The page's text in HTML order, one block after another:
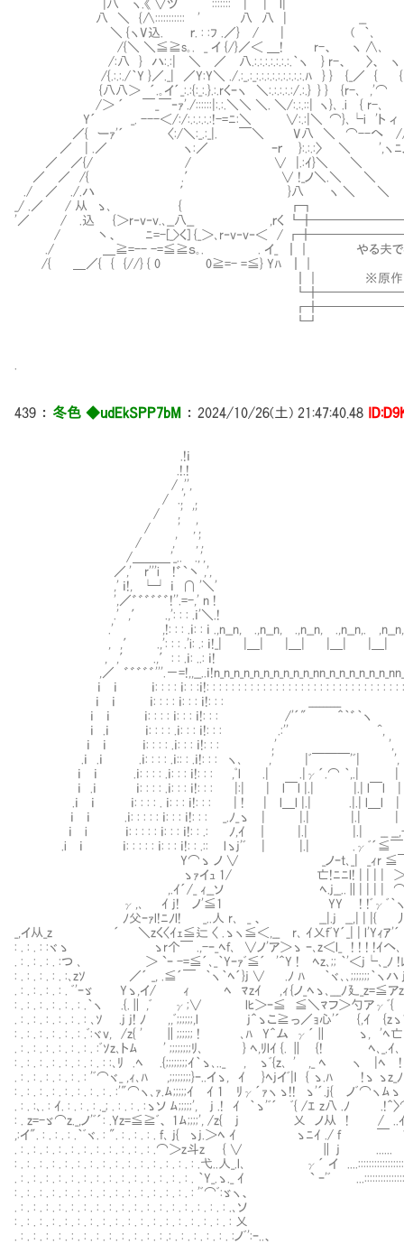
|八 ヽ.《 ∨ツ ::::::: | | l| ＼ ＿
八 ＼ {∧::::::::::: ' 八 八 | __ ヽ｀
＼ {ヽV込. ｒ. : :ﾌ .／} / | ( ｀､ _／イ
/{＼ ＼≦≧s｡. _ イ {/}／＜ ＿! r-、 ヽ ∧､ {
/:八 } ハ:.:| ＼ ／ 八.:.:.:.:.:.:.:.｀ヽ } r-、 〉、
/{.:.:./｀Y }／._| ／Y:Y＼ ./.:_.:_:.:.:.:.:.:.:.:.:.ﾊ } }
{八八＞ ´.｡イ´_:.:{:_:.}.:.rくｰヽ ＼:.:.:.:.:/.:.} } } {r-､
/＞ ´ ￣_￣‐ｧ'./::::::|:.:.＼＼ ＼. ＼/:.:.::| ヽ}､ .i { r-､
Y´ _. ---＜/:/:.:.:.:.:!-=ﾆ:＼ ∨:.:|＼ ⌒}､└i 'ト ィ ﾉﾉ:.｀
／{ ーｧ'´ 〈:/＼:_.:_|. ￣＼ V八 ＼ ⌒--へ // : : : : ＼
／ | .／ ヽ:／ ｰｒ }:.:.:〉 ＼ ',ヽﾆノ : : : : : : : :ヽ人
／ ／{/ / ∨ |.:ｲ}＼ ＼
／ ／ /{ .′ ∨ !_ノ＼.＼ ＼
./ ／ ./.ハ ′ }八 ヽ ＼ ＼
_/ .／ / 从
'／ / .込 {＞r‐v‐v.､__八__ ,ｒく
/ 丶、 ﾆ=-[_>く] {_＞､r‐v‐v‐＜ /
./ ＿≧=-- -=≦≧ｓ｡. . イ_ ┃｜ やる夫で学ぶFGO
/{ ＿／{ { {//} { 0
┃｜ ※原作：バビロン大
┗┛
439 ： 冬色 ◆udEkSPP7bM ： 2024/10/26(土) 21:47:40.48
.!ｉ
.!.!
/ ,'', ｉ
/ .,' , ｉ
/ ,' '' ｉ
/ ' ,',
/ ,' ,', ｉ
/＿＿＿'_.. .,', ｉ
／,' r'''i !゛`丶 ,', ｉ,,－' ゛!
,' ｉ!, └┘ ｉ ∩ '＼' /.! ∩ .
',／゛゛゛゛゛゛!''.=-,' n ! 'ｉ･!,,,－' ゛
.' ,′ .,': : : .ｉ'＼.! ,ｉ/
.' ,!: : : .ｉ: : ｉ .,n__n, .,n__n, .,n__n, .,n__n,. ,n__n,
, ,′ .,': : : .'i: .: ｉ!_| |＿| |＿| |＿| |＿| |＿|
, ,′ .,′: : .ｉ: ..: ｉ! ｉ!
,／ ゛゛゛゛゛'''.－=!,,__..ｉ
ｉ ｉ ｉ: : : : ｉ: : :ｉ!: : : : : : : : : : : : : : : : : : : : : : : : : : : : : :
ｉ ｉ ｉ: : : : ｉ: : : ｉ!: : :
ｉ ｉ ｉ: : : : ｉ: : : ｉ!: : : /'´" ＾｀゛
ｉ .ｉ ｉ: : : : .ｉ: : : ｉ!: : : .:''
ｉ ｉ ｉ: : : : .ｉ: : : ｉ!: : : ,'
.ｉ .ｉ .ｉ: : : : .ｉ:: : .ｉ!: : : ヽ､ ,' |ﾞ￣
ｉ ｉ .ｉ: : : : .ｉ: : : ｉ!: : : ,ﾟl .| .|γ´.⌒
ｉ .ｉ ｉ: : : : .ｉ: : : ｉ!: : : |:|
.ｉ ｉ ｉ: : : : . ｉ: : : ｉ!: : : | ! | l
ｉ ｉ .ｉ: : : : : ｉ: : : ｉ!: : : _.ﾉ_ゝ
ｉ i ｉ: : : : : ｉ: : : ｉ!: : .: ﾉ,ｲ ｜ |.| |.| __ __,-ｰ≦
.i ｉ ｉ: : : : : ｉ: : : ｉ!: : .:: lゝj'ﾞ | |.| .γﾞ´≦￣ ＿
Y⌒ゝ ノ ∨ _ノｰt､_| _ｨr ≦￣ |! {￣
ゝｧイｭ 1/ 亡!ﾆﾆl! | | | | ＞‐
,.ｲ´/_ ｨ__ソ ﾍ.j__..∥| | | |
γ,､ ｲ j! ノ'≦1 YY ! !ﾞγﾞ｀ヽ
ﾉ父ｰｧl!ﾆﾉl! _..人 r､ _ 、 __|.j __,| | |{
_,イ从_z ´ ＼zく〈ｲｪ≦辷 〈 .ゝヽ≦＜,__ r､ ｲ乂fﾞ
: . : . : :ヾゝ ゝr个￣ .,-ｰ_ﾍf､ ∨ノ'ア＞ゝ ｰ
. : . : . : . :つ ､ ＞ `ｰ -=≦´､_｀Yｰｧﾞ≦´ '＾Y !
: . : . : . : . :､zｿ ／´ _, .≦´￣ ｀ヽ｀ﾍ´}j ∨ .ﾉ ﾊ
. : . : . : . : . ﾞ'ｰゞ Yゝ,イ/ ｨ ﾍ ﾏzｲ ,ｨ {
: . : . : . : . : . : .｀ヽ .{.∥ ,ﾞ γ;∨ lﾋ＞ｰ≦ ≦＼ﾏ
. : . : . : . : . : . : ､ｿ .j j! ﾉ ,,ﾞ;;;;;;,l j＾ゝこ≧ っ／
: . : . : . : . : . : .ﾞ:ヾv, /z{ ' ∥;;;;;; ! ､ﾊ Y＾
. : . : . : . : . : . : . :ﾞｿz､トﾑ ' ;;;;;;;;ﾘ､ } ﾍ,ﾘlｲ
: . : . : . : . : . : . : . : :､ﾘ .ﾍ .{;;;;;;;;ｲ｀ゝ､.._ , ゝﾞ{z､ ' ,_ ﾍ ヽ
. : . : . : . : . : . : 'ﾞ⌒ヾ_ ,ｨ､ﾊ ,;;;;;;;;}ｰ..イゝ, ｲ }ﾍjイﾞ|l {
: . : . : . : . : . : . : . : . :'"⌒ヽ､ｧ.ﾑ;;;;;ｲ ｲ 1 ﾘγ´ｧヽ ゝ!! ゝ'´.j{
. : . :､. : ｲ. : . : . : ._; . : . : . :ゝソ ﾑ;;;;;', j .! ｲ ｀ゝ'ﾞ´ ﾞ{ /ｴ
: . z=-ゞ⌒z._,ノ'ﾞ´: .Yz=≦≧ﾞ、 1ﾑ;;;;', /z{ j 乂 ノ从 ! / ..
,:イ". : . : . : .｀ﾞヾ. : ". : . : . : . f､ j{ ゝj.＞ﾍ ｲ ゝﾆ
. : . : . : . : . : . : . : . : . : . : . : .⌒＞z斗z { ∨ ∥ j ......
: . : . : . : . : . : . : . : . : . : . : . : . : . : . : .弋..人_.l､ γ´ イ
. : . : . : . : . : . : . : . : . : . : . : . : . : . : . ｀Y_.ゝ._ ｲ ` ｰ
: . : . : . : . : . : . : . : . : . : . : . : . : . : . : 'ﾞ⌒ﾞ:
. : . : . : . : . : . : . : . : . : . : . : . : . : . : . : . : . : .､
: . : . : . : . : . : . : . : . : . : . : . : . : . : . : . : .
. : . : . : . : . : . : . : . : . : . : . : . : .: . : . : . : . : . :